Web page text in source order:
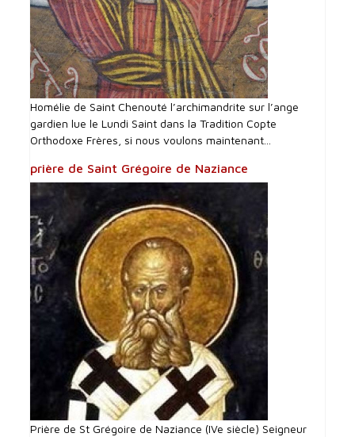
Homélie de Saint Chenouté l’archimandrite sur l’ange
gardien lue le Lundi Saint dans la Tradition Copte
Orthodoxe Frères, si nous voulons maintenant...
prière de Saint Grégoire de Naziance
Prière de St Grégoire de Naziance (IVe siècle) Seigneur